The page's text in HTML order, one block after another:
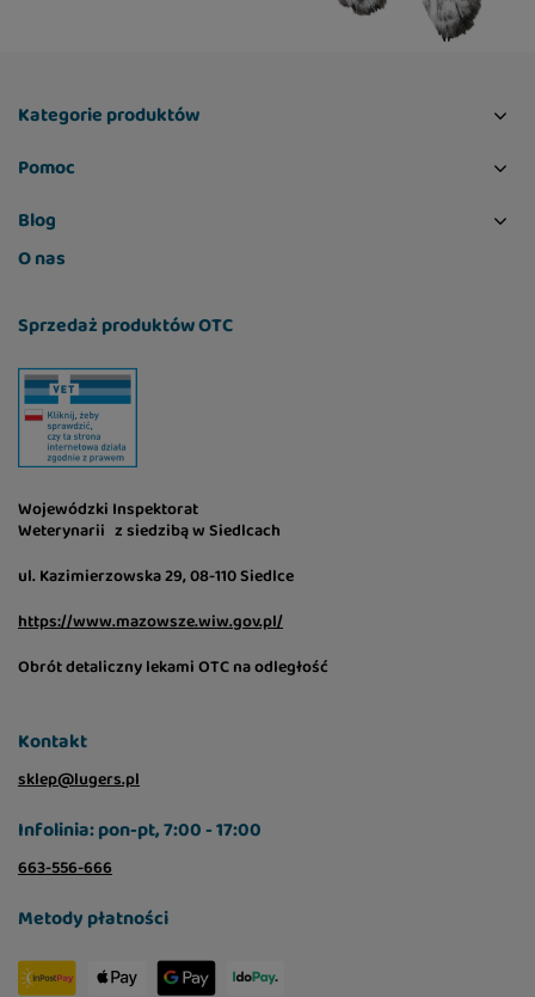
Kategorie produktów
Pomoc
Blog
O nas
Sprzedaż produktów OTC
Wojewódzki Inspektorat
Weterynarii z siedzibą w Siedlcach
ul. Kazimierzowska 29, 08-110 Siedlce
https://www.mazowsze.wiw.gov.pl/
Obrót detaliczny lekami OTC na odległość
Kontakt
sklep@lugers.pl
Infolinia: pon-pt, 7:00 - 17:00
663-556-666
Metody płatności